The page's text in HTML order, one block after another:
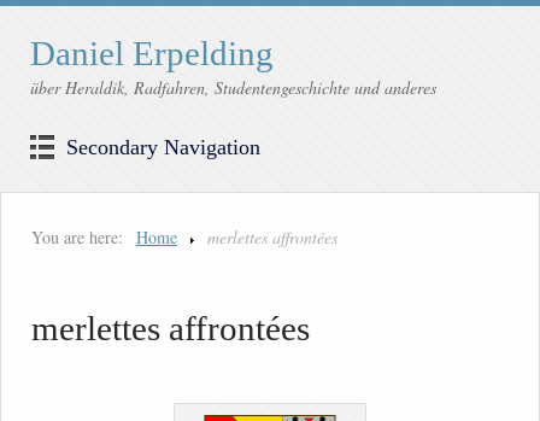
Daniel Erpelding
über Heraldik, Radfahren, Studentengeschichte und anderes
Secondary Navigation
You are here: Home merlettes affrontées
merlettes affrontées